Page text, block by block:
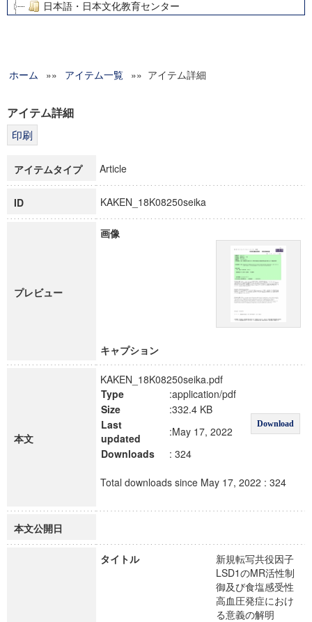
日本語・日本文化教育センター
グローバルリサーチインスティテュート
科学研究費補助金研究成果報告書
博士課程教育リーディングプログラム「超成熟社会発展のサ
ホーム »» アイテム一覧 »» アイテム詳細
アイテム詳細
アイテムタイプ Article
ID KAKEN_18K08250seika
プレビュー
画像
キャプション
本文
KAKEN_18K08250seika.pdf
Type
:application/pdf
Download
Size
:332.4 KB
Last
updated
:May 17, 2022
Downloads
: 324
Total downloads since May 17, 2022 : 324
本文公開日
タイトル
新規転写共役因子
LSD1のMR活性制
御及び食塩感受性
高血圧発症におけ
る意義の解明